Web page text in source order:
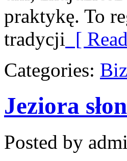
praktykę. To
tradycji [
Categories:
Jeziora
Posted by